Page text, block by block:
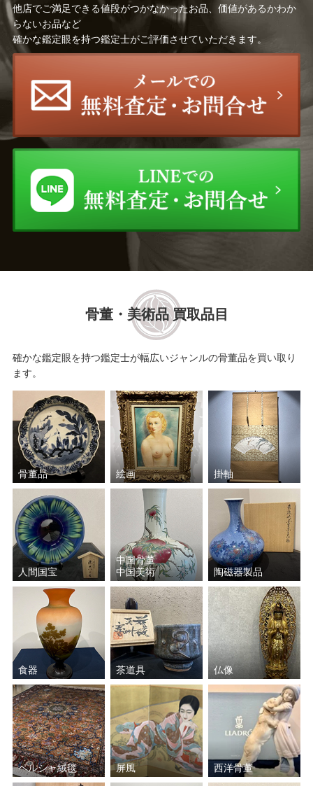
久世久宝 佐々木 象堂
前田 竹房斎 長野 垤志
慶入 （十一代楽 吉左衛
門）
奥村 吉兵衛
野々村 仁清 高橋道八
表千家十三代 無盡宗左 即
中斎
三輪 休雪 塚本 快示
須田 祥豊 真清水 蔵六
清水 六兵衛 鈴木 盛久
肥沼 美智雄 三ツ井 為吉
中川 浄益
中村 翠嵐 バーナード・リーチ
金谷 浄雲 菊池 政光
加藤 重高 三浦 竹軒
楽 吉左衛門 中村 宗哲
須田 賢司 小森 邦衞
藤沼 昇 太田 儔
小野 珀子 加藤 土師萌
他店でご満足できる値段がつかなかったお品、価値があるかわか
らないお品など
確かな鑑定眼を持つ鑑定士がご評価させていただきます。
骨董・美術品 買取品目
確かな鑑定眼を持つ鑑定士が幅広いジャンルの骨董品を買い取り
ます。
骨董品 絵画 掛軸
人間国宝
中国骨董
中国美術
陶磁器製品
食器 茶道具 仏像
ペルシャ絨毯 屏風 西洋骨董